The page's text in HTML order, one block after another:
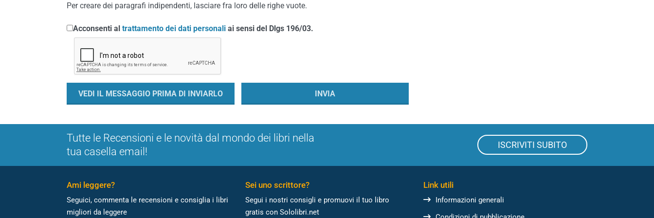
Per creare dei paragrafi indipendenti, lasciare fra loro delle righe vuote.
Acconsenti al trattamento dei dati personali ai sensi del Dlgs 196/03.
Tutte le Recensioni e le novità dal mondo dei libri nella
tua casella email!
ISCRIVITI SUBITO
Ami leggere?
Seguici, commenta le recensioni e consiglia i libri
migliori da leggere
Sei uno scrittore?
Segui i nostri consigli e promuovi il tuo libro
gratis con Sololibri.net
Link utili
Informazioni generali